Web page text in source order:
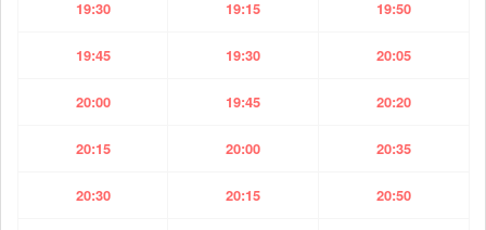
19:30 19:15 19:50
19:45 19:30 20:05
20:00 19:45 20:20
20:15 20:00 20:35
20:30 20:15 20:50